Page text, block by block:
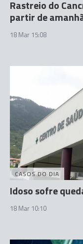
Rastreio do
partir de
18 Mar 15:08
CASOS DO DIA
Idoso sofre
18 Mar 10:10